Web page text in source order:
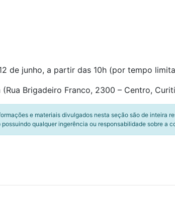
de junho, a partir das 10h (por tempo
Brigadeiro Franco, 2300 – Centro,
e materiais divulgados nesta seção são de
qualquer ingerência ou responsabilidade sobre